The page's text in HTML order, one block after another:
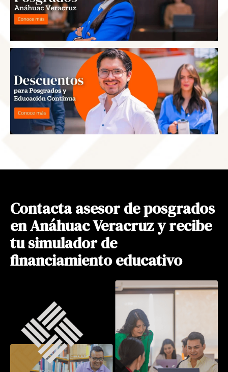
Contacta asesor de posgrados
en Anáhuac Veracruz y recibe
tu simulador de
financiamiento educativo